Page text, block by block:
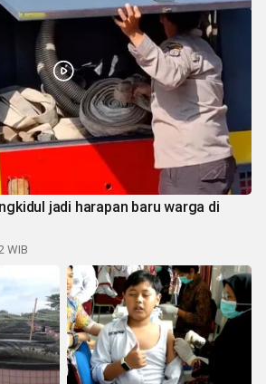
jadi harapan baru warga di
WIB